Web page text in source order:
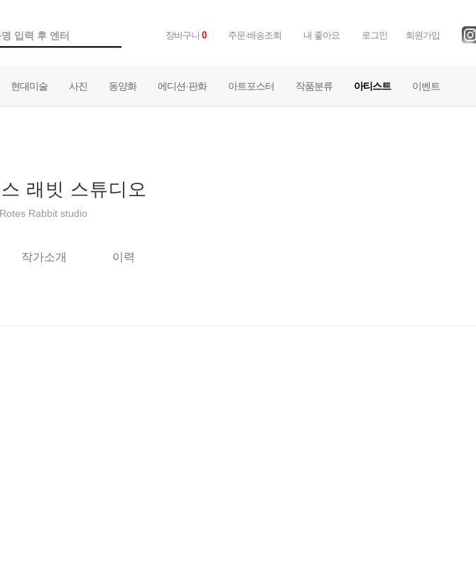
장바구니 0 주문·배송조회 내 좋아요 로그인 회원가입
현대미술 사진 동양화 에디션·판화 아트포스터 작품분류 아티스트 이벤트
래빗 스튜디오
Rabbit studio
작가소개 이력